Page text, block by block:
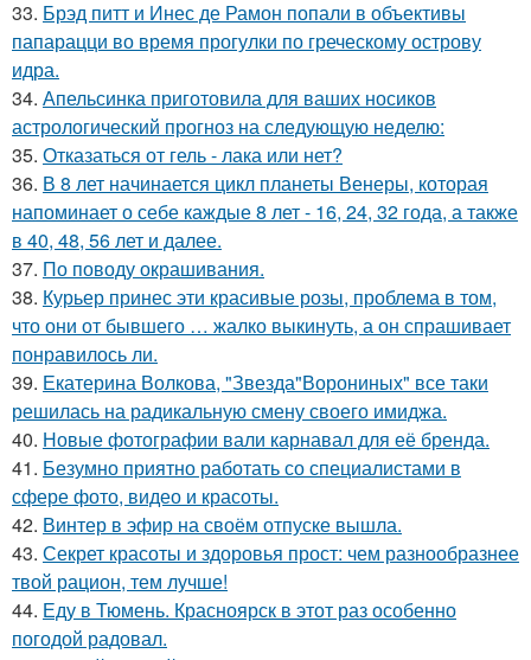
33. Брэд питт и Инес де Рамон попали в объективы
папарацци во время прогулки по греческому острову
идра.
34. Апельсинка приготовила для ваших носиков
астрологический прогноз на следующую неделю:
35. Отказаться от гель - лака или нет?
36. В 8 лет начинается цикл планеты Венеры, которая
напоминает о себе каждые 8 лет - 16, 24, 32 года, а также
в 40, 48, 56 лет и далее.
37. По поводу окрашивания.
38. Курьер принес эти красивые розы, проблема в том,
что они от бывшего … жалко выкинуть, а он спрашивает
понравилось ли.
39. Екатерина Волкова, "Звезда"Ворониных" все таки
решилась на радикальную смену своего имиджа.
40. Новые фотографии вали карнавал для её бренда.
41. Безумно приятно работать со специалистами в
сфере фото, видео и красоты.
42. Винтер в эфир на своём отпуске вышла.
43. Секрет красоты и здоровья прост: чем разнообразнее
твой рацион, тем лучше!
44. Еду в Тюмень. Красноярск в этот раз особенно
погодой радовал.